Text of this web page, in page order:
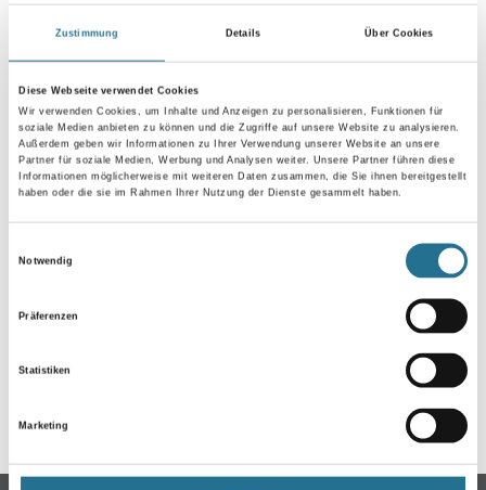
Zustimmung Details Über Cookies
Diese Webseite verwendet Cookies
Wir verwenden Cookies, um Inhalte und Anzeigen zu personalisieren, Funktionen für
soziale Medien anbieten zu können und die Zugriffe auf unsere Website zu analysieren.
Außerdem geben wir Informationen zu Ihrer Verwendung unserer Website an unsere
Partner für soziale Medien, Werbung und Analysen weiter. Unsere Partner führen diese
Informationen möglicherweise mit weiteren Daten zusammen, die Sie ihnen bereitgestellt
haben oder die sie im Rahmen Ihrer Nutzung der Dienste gesammelt haben.
Notwendig
Präferenzen
Statistiken
Marketing
- Kräftiges E-Papier
- Kletthaftung zur Befestigung
- Leicht offene Streuung
- Passend für Langhalsschleifer der Systeme Festool und Flex
- Schleifen von Gipskarton und Trockenbauspachtel, Entfernen von
Tapetenresten
- Lange Standzeit
- 2 Lochkreise für die Systeme von Festool und Flex